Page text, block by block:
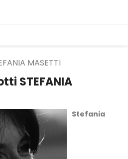
MASETTI
STEFANIA
Stefania